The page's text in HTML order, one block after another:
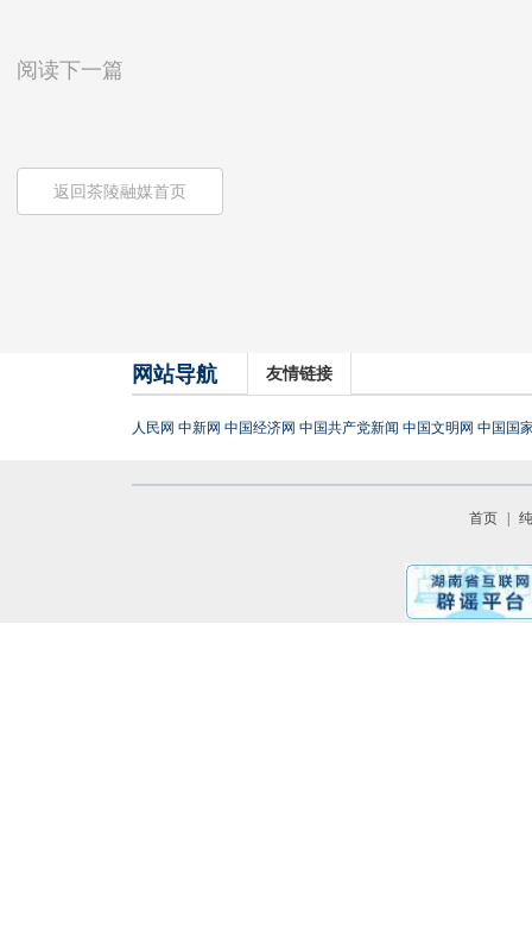
阅读下一篇
返回茶陵融媒首页
网站导航 友情链接
人民网 中新网 中国经济网 中国共产党新闻 中国文明网 中国国
首页 |